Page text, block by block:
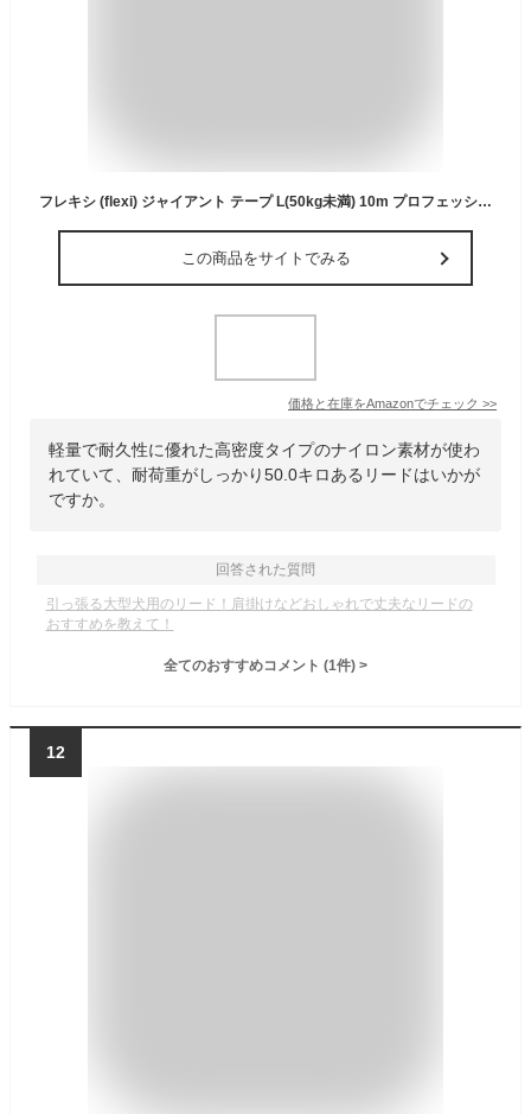
フレキシ (flexi) ジャイアント テープ L(50kg未満) 10m プロフェッショナル [犬用リード] 日本正規品
この商品をサイトでみる
価格と在庫をAmazonでチェック >>
軽量で耐久性に優れた高密度タイプのナイロン素材が使わ
れていて、耐荷重がしっかり50.0キロあるリードはいかが
ですか。
回答された質問
引っ張る大型犬用のリード！肩掛けなどおしゃれで丈夫なリードの
おすすめを教えて！
全てのおすすめコメント (1件) >
12